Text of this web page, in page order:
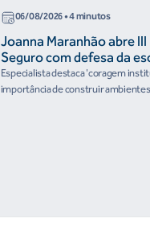
06/08/2026• 4 minutos
Joanna Maranhão abre
Seguro com defesa da
Especialista destaca 'coragem
importância de construir